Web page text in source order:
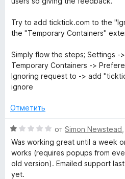
и
з
о
н
5
и
з
5
Try to add ticktick.com to the
the "Temporary Containers"
Simply flow the steps; Settings -
Temporary Containers ->
Ignoring request to -> add
ignore
Отметить
О
ц
е
н
е
от Simon Newstead
Was working great until a week
works (requires popups from
old version). Emailed support
yet.